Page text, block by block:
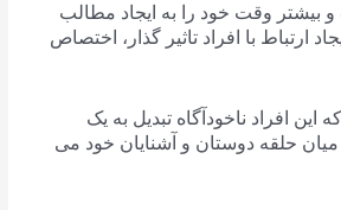
بیشتر وقت خود را به ایجاد مطالب
ارتباط با افراد تاثیر گذار، اختصاص
افراد ناخودآگاه تبدیل به یک
میان حلقه دوستان و آشنایان خود می